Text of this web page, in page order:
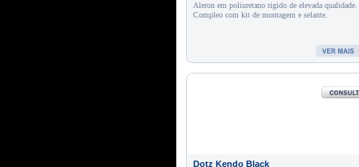
Aleron em poliuretano rigido de elevada qualidade.
Compleo com kit de montagem e selante.
Dotz Kendo Black